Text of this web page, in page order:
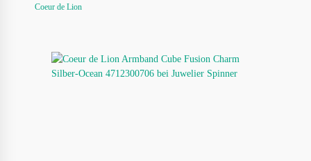
Coeur de Lion